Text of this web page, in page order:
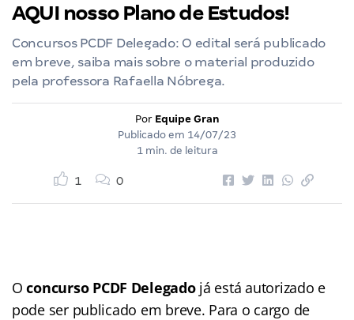
AQUI nosso Plano de Estudos!
Concursos PCDF Delegado: O edital será publicado
em breve, saiba mais sobre o material produzido
pela professora Rafaella Nóbrega.
Por Equipe Gran
Publicado em 14/07/23
1 min. de leitura
1 0
Oconcurso PCDF Delegado já está autorizado e
pode ser publicado em breve. Para o cargo de